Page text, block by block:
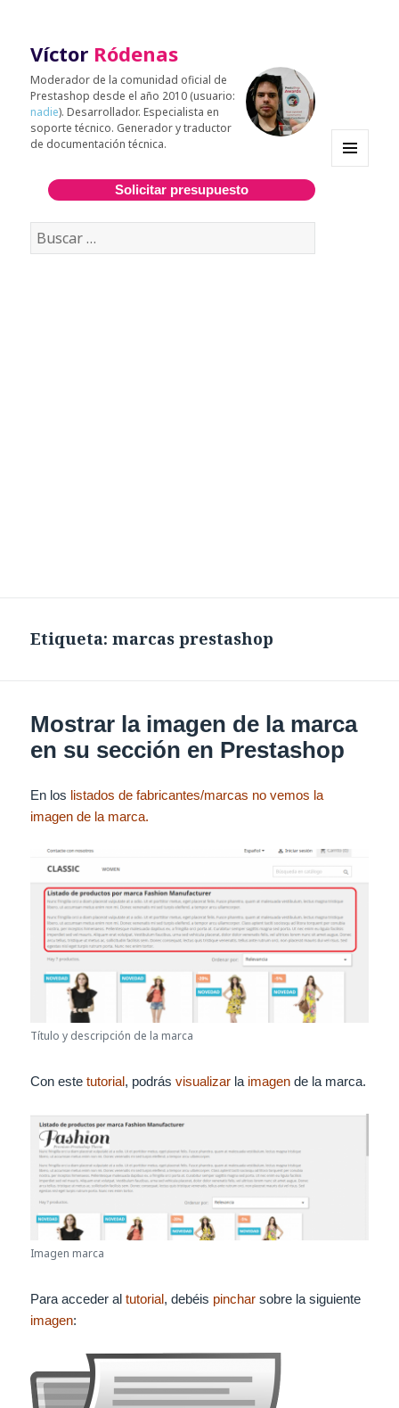
Víctor Ródenas
Moderador de la comunidad oficial de
Prestashop desde el año 2010 (usuario:
nadie). Desarrollador. Especialista en
soporte técnico. Generador y traductor
de documentación técnica.
Solicitar presupuesto
Buscar:
Etiqueta:marcas prestashop
Mostrar la imagen de la marca
en su sección en Prestashop
En los listados de fabricantes/marcas no vemos la
imagen de la marca.
Título y descripción de la marca
Con estetutorial, podrásvisualizar la imagen de la marca.
Imagen marca
Para acceder altutorial, debéis pinchar sobre la siguiente
imagen: